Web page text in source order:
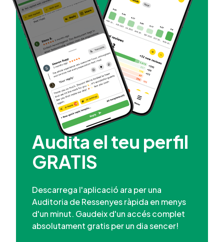
Audita el teu perfil
GRATIS
Descarrega l'aplicació ara per una
Auditoria de Ressenyes ràpida en menys
d'un minut. Gaudeix d'un accés complet
absolutament gratis per un dia sencer!